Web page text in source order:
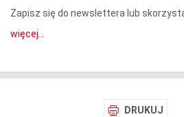
Zapisz się do newslettera lub
więcej...
DRUKUJ